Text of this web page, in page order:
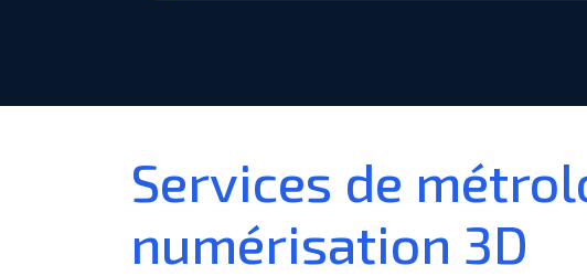
Services de
numérisation 3D